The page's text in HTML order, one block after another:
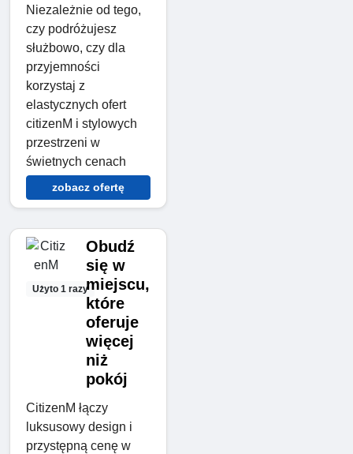
Niezależnie od tego,
czy podróżujesz
służbowo, czy dla
przyjemności
korzystaj z
elastycznych ofert
citizenM i stylowych
przestrzeni w
świetnych cenach
zobacz ofertę
Użyto 1 razy
Obudź
się w
miejscu,
które
oferuje
więcej
niż
pokój
CitizenM łączy
luksusowy design i
przystępną cenę w